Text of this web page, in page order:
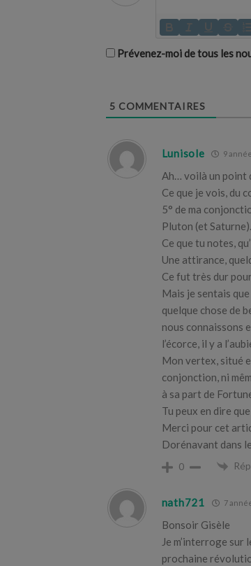
Prévenez-moi de tous les
5 COMMENTAIRES
Lunisole 9
Ah… voilà un point
Ce que je vois, du
5° de ma
Pluton (et
Ce que tu notes,
Une attirance,
Ce fut très dur
Mais je sentais
quelque chose de
nous connaissons
l’écorce, il y a
Mon vertex, situé
conjonction, ni
à sa part de
Tu peux en dire
Merci pour cet
Dorénavant dans
0
nath721 7
Bonsoir Gisèle
Je m’interroge
prochaine